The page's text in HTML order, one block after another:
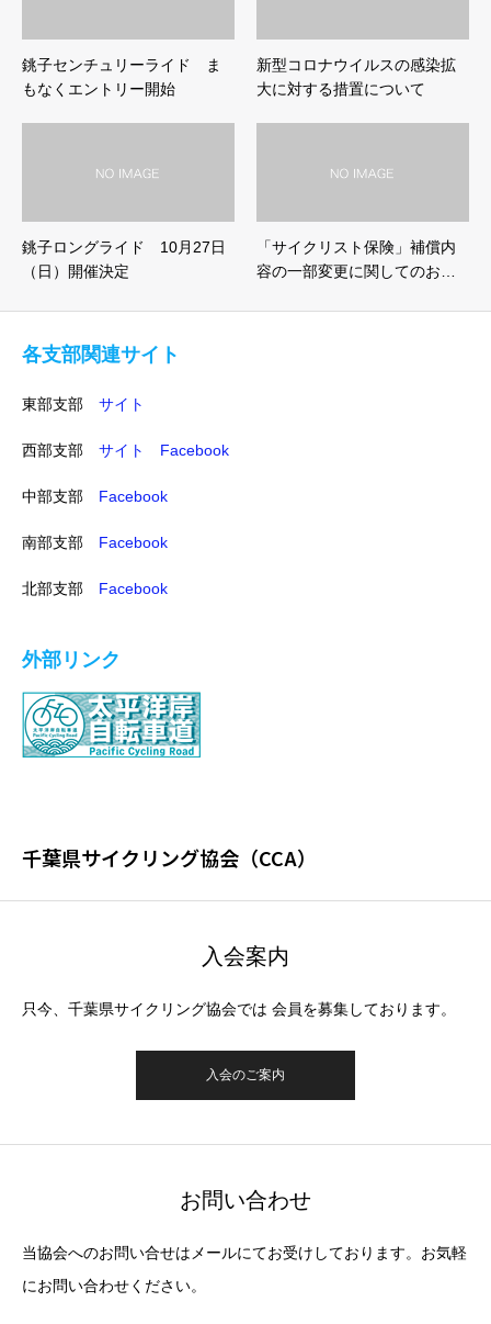
銚子センチュリーライド ま
もなくエントリー開始
新型コロナウイルスの感染拡
大に対する措置について
銚子ロングライド 10月27日
（日）開催決定
「サイクリスト保険」補償内
容の一部変更に関してのお…
各支部関連サイト
東部支部 サイト
西部支部 サイト Facebook
中部支部 Facebook
南部支部 Facebook
北部支部 Facebook
外部リンク
千葉県サイクリング協会（CCA）
入会案内
只今、千葉県サイクリング協会では 会員を募集しております。
入会のご案内
お問い合わせ
当協会へのお問い合せはメールにてお受けしております。お気軽
にお問い合わせください。